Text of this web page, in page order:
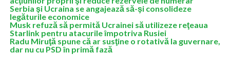
Serbia şi Ucraina se angajează să-şi consolideze
legăturile economice
Musk refuză să permită Ucrainei să utilizeze reţeaua
Starlink pentru atacurile împotriva Rusiei
Radu Miruţă spune că ar susţine o rotativă la guvernare,
dar nu cu PSD în primă fază